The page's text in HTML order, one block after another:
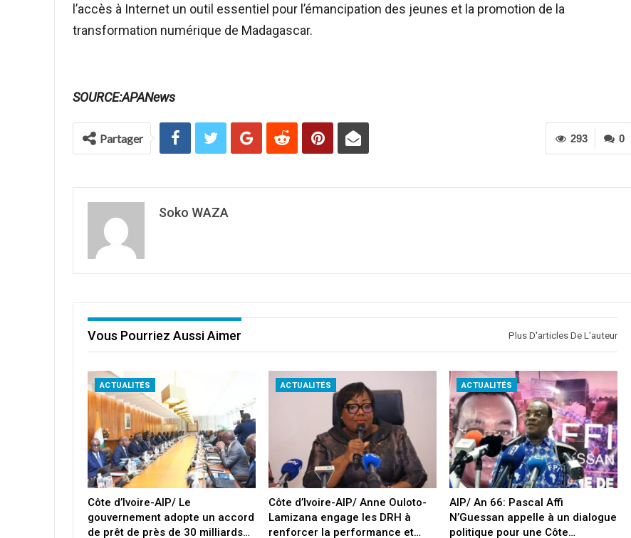
l’accès à Internet un outil essentiel pour l’émancipation des jeunes et la promotion de la
transformation numérique de Madagascar.
SOURCE:APANews
0
293
Partager
Soko WAZA
Vous Pourriez Aussi Aimer Plus D'articles De L'auteur
ACTUALITÉS
Côte d’Ivoire-AIP/ Le
gouvernement adopte un accord
de prêt de près de 30 milliards…
ACTUALITÉS
Côte d’Ivoire-AIP/ Anne Ouloto-
Lamizana engage les DRH à
renforcer la performance et…
ACTUALITÉS
AIP/ An 66: Pascal Affi
N’Guessan appelle à un dialogue
politique pour une Côte…